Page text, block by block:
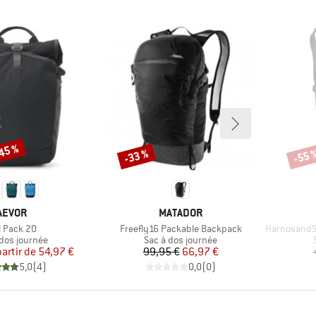
Pack 20
group
journée
Prix
Prix réduit
de 54,97 €
5,0(4)
%
MARQUE
MATADOR
Article
Freefly16 Packable Backpack
Product group
Sac à dos journée
Prix
99,95 €Prix réduit
66,97 €
0,0(0)
Remise
-33 %
Article
-55